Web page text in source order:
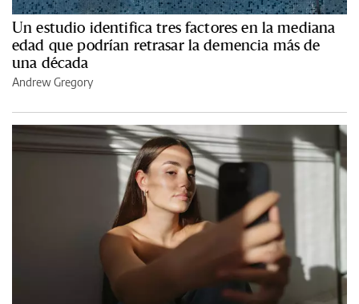
Un estudio identifica tres factores en la mediana
edad que podrían retrasar la demencia más de
una década
Andrew Gregory